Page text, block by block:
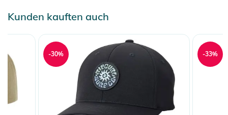
Kunden kauften auch
-30% -33%